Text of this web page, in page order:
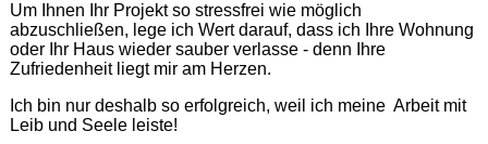
Um Ihnen Ihr Projekt so stressfrei wie möglich
abzuschließen, lege ich Wert darauf, dass ich Ihre Wohnung
oder Ihr Haus wieder sauber verlasse - denn Ihre
Zufriedenheit liegt mir am Herzen.
Ich bin nur deshalb so erfolgreich, weil ich meine Arbeit mit
Leib und Seele leiste!